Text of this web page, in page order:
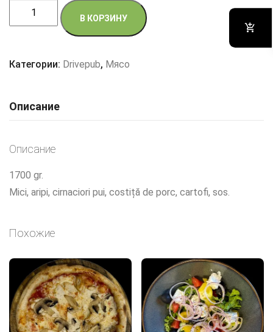
Количество
товара
pentru
В КОРЗИНУ
Категории: Drivepub, Мясо
Описание
Описание
1700 gr.
Mici, aripi, cirnaciori pui, costiță de porc, cartofi, sos.
Похожие